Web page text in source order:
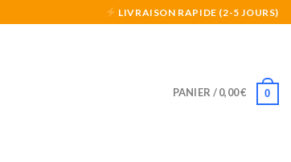
LIVRAISON RAPIDE (2-5 JOURS)
PANIER /0,00€ 0